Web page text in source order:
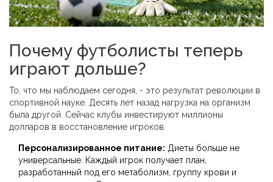
Почему футболисты теперь
играют дольше?
То, что мы наблюдаем сегодня, - это результат революции в
спортивной науке. Десять лет назад нагрузка на организм
была другой. Сейчас клубы инвестируют миллионы
долларов в восстановление игроков.
Персонализированное питание: Диеты больше не
универсальные. Каждый игрок получает план,
разработанный под его метаболизм, группу крови и